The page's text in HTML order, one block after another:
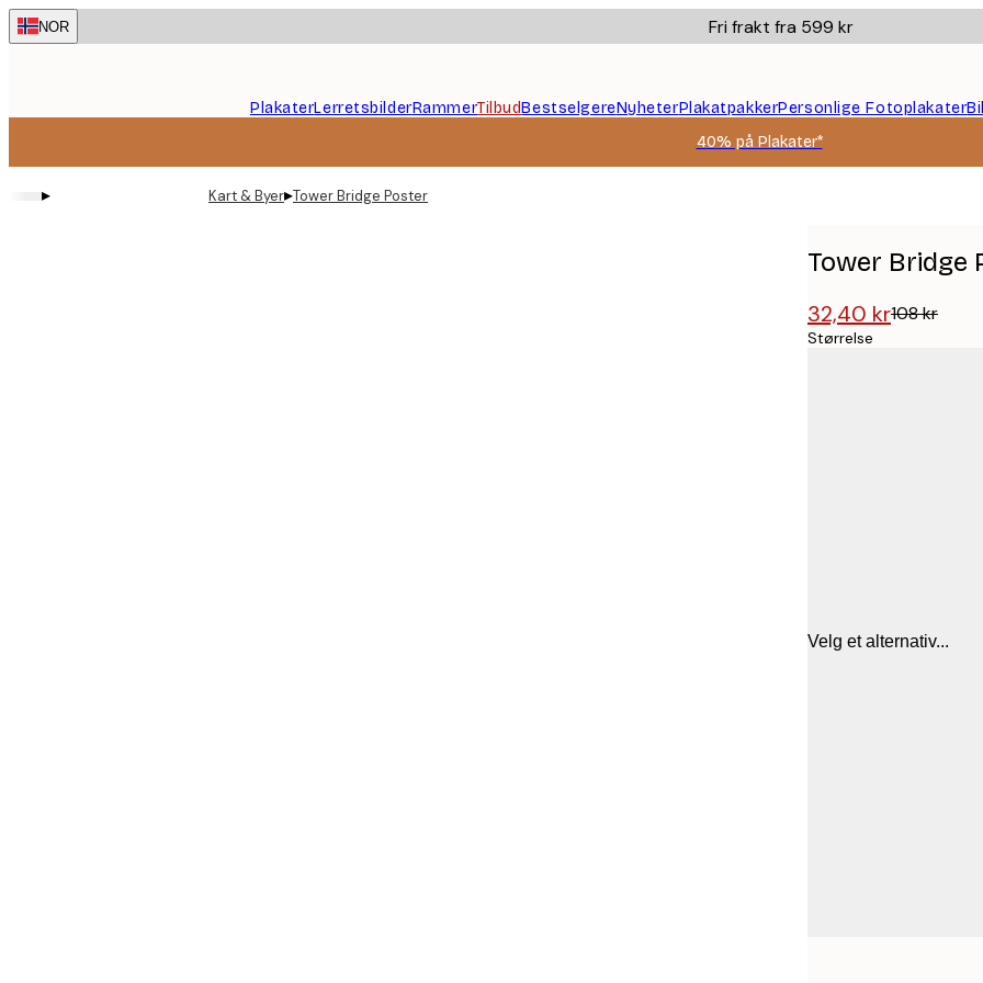
Skip
to
NOR Fri frakt fra 599 kr
PlakaterLerretsbilderRammerTilbudBestselgereNyheterPlakatpakkerPersonlige Fotoplakater
40% på Plakater*
▸ Kart & Byer▸Tower Bridge Poster
Tower Bridge
32,40 kr108 kr
Størrelse
Velg et alternativ...